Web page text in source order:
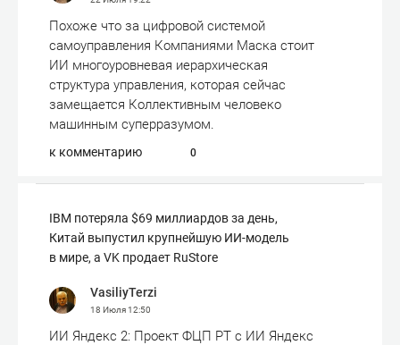
Похоже что за цифровой системой
самоуправления Компаниями Маска стоит
ИИ многоуровневая иерархическая
структура управления, которая сейчас
замещается Коллективным человеко
машинным суперразумом.
к комментарию 0
IBM потеряла $69 миллиардов за день,
Китай выпустил крупнейшую ИИ-модель
в мире, а VK продает RuStore
VasiliyTerzi
18 Июля12:50
ИИ Яндекс 2: Проект ФЦП РТ с ИИ Яндекс